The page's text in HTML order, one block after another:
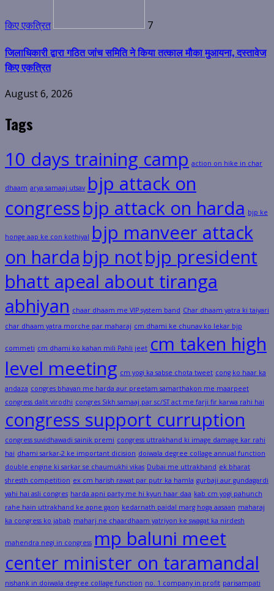
किए एकत्रित 7
जिलाधिकारी द्वारा गठित जांच समिति ने किया तत्काल मौका मुआयना, दस्तावेज
किए एकत्रित
August 6, 2026
Tags
10 days training camp action on hike in char
dhaam arya samaaj utsav bjp attack on
congressbjp attack on harda bjp ke
honge aap ke con kothiyal bjp manveer attack
on harda bjp notbjp president
bhatt apeal about tiranga
abhiyan chaar dhaam me VIP system band Char dhaam yatra ki taiyari
char dhaam yatra morche par maharaj cm dhami ke chunav ko lekar bjp
commeti cm dhami ko kahan mili Pahli jeet cm taken high
level meeting cm yogi ka sabse chota tweet cong ko haar ka
andaza congres bhavan me harda aur preetam samarthakon me maarpeet
congress dalit virodhi congres Sikh samaaj par sc/ST act me farji fir karwa rahi hai
congress support curruption
congress suvidhawadi sainik premi congress uttrakhand ki image damage kar rahi
hai dhami sarkar-2 ke important dicision doiwala degree collage annual function
double engine ki sarkar se chaumukhi vikas Dubai me uttrakhand ek bharat
shresth competition ex cm harish rawat par putr ka hamla gurbaji aur gundagardi
yahi hai asli congres harda apni party me hi kyun haar daa kab cm yogi pahunch
rahe hain uttrakhand ke apne gaon kedarnath paidal marg hoga aasaan maharaj
ka congress ko jabab maharj ne chaardhaam yatriyon ke swagat ka nirdesh
mahendra negi in congress mp baluni meet
center minister on taramandal
nishank in doiwala degree collage function no. 1 company in profit parisampati